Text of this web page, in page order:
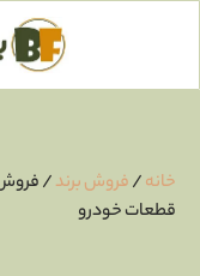
خانه/فروش برند/ فروش
قطعات خودرو